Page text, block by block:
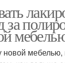
за
новой